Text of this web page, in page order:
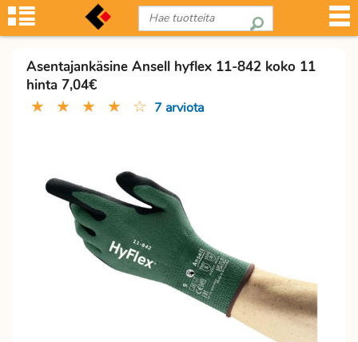
Asentajankäsine Ansell hyflex 11-842 koko 11
hinta 7,04€
★ ★ ★ ★ ☆ 7 arviota